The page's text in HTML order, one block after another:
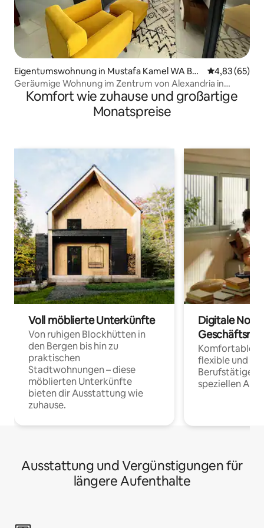
Eigentumswohnung in Mustafa Kamel WA Bol
kli
4,83 (65)
Geräumige Wohnung im Zentrum von Alexandria in
Strandnähe!
Komfort wie zuhause und großartige
Monatspreise
Voll möblierte Unterkünfte
Von ruhigen Blockhütten in
den Bergen bis hin zu
praktischen
Stadtwohnungen – diese
möblierten Unterkünfte
bieten dir Ausstattung wie
zuhause.
Digitale
Komfortable
flexible und
Berufstätige
speziellen
Ausstattung und Vergünstigungen für
längere Aufenthalte